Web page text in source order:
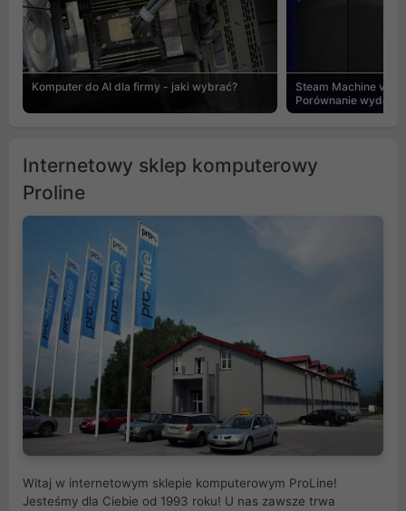
Komputer do AI dla firmy - jaki wybrać?
Steam Machine vs
Porównanie
Internetowy sklep komputerowy
Proline
Witaj w internetowym sklepie komputerowym ProLine!
Jesteśmy dla Ciebie od 1993 roku! U nas zawsze trwa